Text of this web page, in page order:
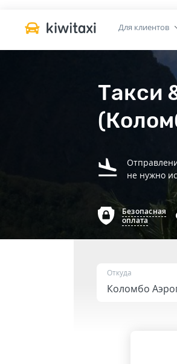
Для клиентов
Такси
не нужно
Безопасная
оплата
Откуда